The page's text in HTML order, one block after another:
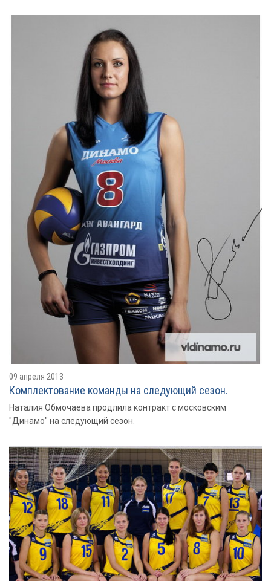
09 апреля 2013
Комплектование команды на следующий сезон.
Наталия Обмочаева продлила контракт с московским
"Динамо" на следующий сезон.